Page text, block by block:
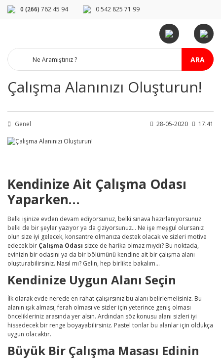
0 (266) 762 45 94 0 542 825 71 99
ARA
Çalışma Alanınızı Oluşturun!
Genel 28-05-2020 17:41
Kendinize Ait Çalışma Odası
Yaparken…
Belki işinize evden devam ediyorsunuz, belki sınava hazırlanıyorsunuz
belki de bir şeyler yazıyor ya da çiziyorsunuz… Ne işe meşgul olursanız
olun size iyi gelecek, konsantre olmanıza destek olacak ve sizleri motive
edecek bir Çalışma Odası sizce de harika olmaz mıydı? Bu noktada,
evinizin bir odasını ya da bir bölümünü kendine ait bir çalışma alanı
oluşturabilirsiniz. Nasıl mı? Gelin, hep birlikte bakalım…
Kendinize Uygun Alanı Seçin
İlk olarak evde nerede en rahat çalışırsınız bu alanı belirlemelisiniz. Bu
alanın ışık alması, ferah olması ve sizler için yeterince geniş olması
öncelikleriniz arasında yer alsın. Ardından söz konusu alanı sizleri iyi
hissedecek bir renge boyayabilirsiniz. Pastel tonlar bu alanlar için oldukça
uygun olacaktır.
Büyük Bir Çalışma Masası Edinin